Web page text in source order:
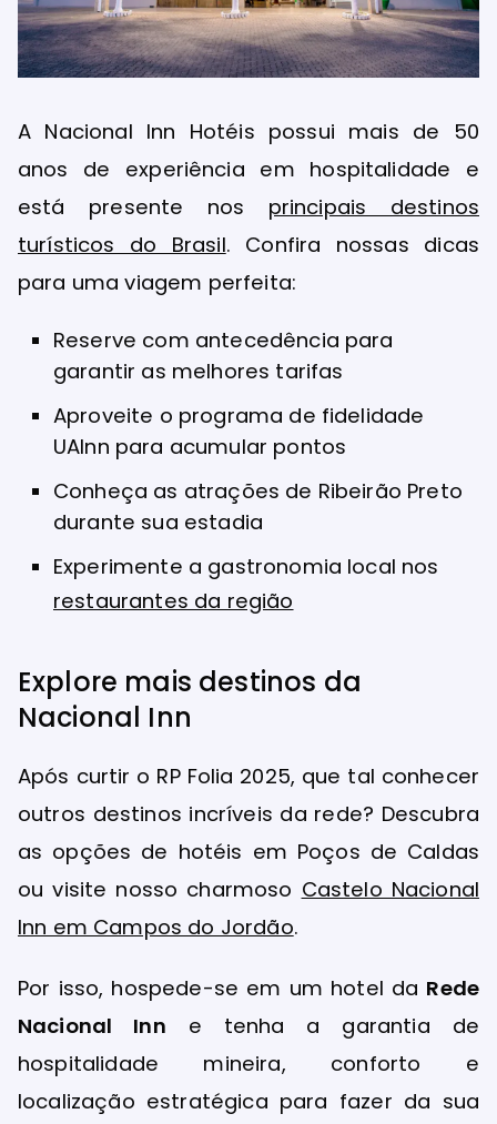
A Nacional Inn Hotéis possui mais de 50
anos de experiência em hospitalidade e
está presente nos principais destinos
turísticos do Brasil. Confira nossas dicas
para uma viagem perfeita:
Reserve com antecedência para
garantir as melhores tarifas
Aproveite o programa de fidelidade
UAInn para acumular pontos
Conheça as atrações de Ribeirão Preto
durante sua estadia
Experimente a gastronomia local nos
restaurantes da região
Explore mais destinos da
Nacional Inn
Após curtir o RP Folia 2025, que tal conhecer
outros destinos incríveis da rede? Descubra
as opções de hotéis em Poços de Caldas
ou visite nosso charmoso Castelo Nacional
Inn em Campos do Jordão.
Por isso, hospede-se em um hotel da Rede
Nacional Inn e tenha a garantia de
hospitalidade mineira, conforto e
localização estratégica para fazer da sua